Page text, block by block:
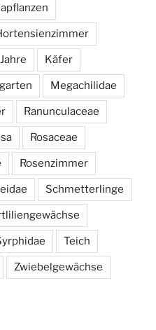
Jahre Käfer
Megachilidae
Ranunculaceae
Rosaceae
Rosenzimmer
Schmetterlinge
Teich
Zwiebelgewächse